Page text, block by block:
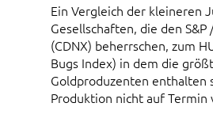
Ein Vergleich der kleineren
Gesellschaften, die den S&P
(CDNX) beherrschen, zum
Bugs Index) in dem die
Goldproduzenten enthalten
Produktion nicht auf Termin